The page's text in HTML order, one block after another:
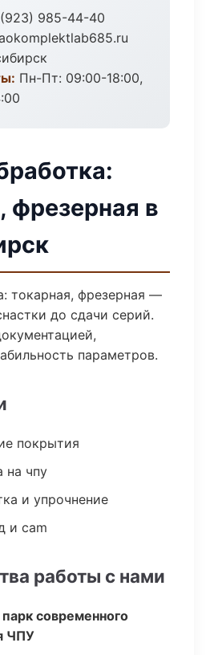
985-44-40
Пн-Пт: 09:00-18:00,
фрезерная в
токарная, фрезерная —
до сдачи серий.
параметров.
покрытия
на чпу
и упрочнение
и cam
работы с нами
современного
ЧПУ